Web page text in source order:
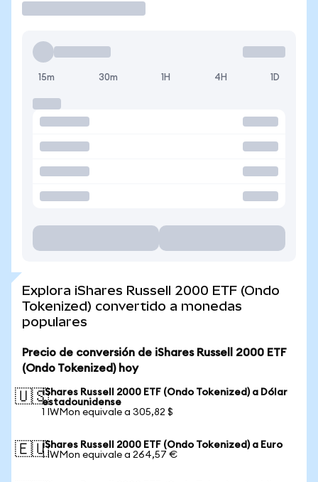
15m 30m 1H 4H 1D
Explora iShares Russell 2000 ETF (Ondo
Tokenized) convertido a monedas
populares
Precio de conversión de iShares Russell 2000 ETF
(Ondo Tokenized) hoy
🇺🇸iShares Russell 2000 ETF (Ondo Tokenized) a Dólar
estadounidense
1 IWMon equivale a 305,82 $
🇪🇺iShares Russell 2000 ETF (Ondo Tokenized) a Euro
1 IWMon equivale a 264,57 €